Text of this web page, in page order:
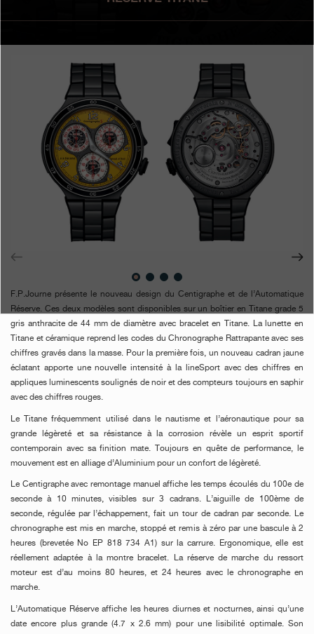
Boutiques
Contact
Search
Rechercher
FRANÇAIS ENGLISH 日本語 简体中文
F.P.Journe présente le nouveau design du Centigraphe et de l’Automatique
Réserve. Ces deux modèles sont disponibles sur un boîtier en Titane grade 5
gris anthracite de 44 mm de diamètre avec bracelet en Titane. La lunette en
Titane et céramique reprend les codes du Chronographe Rattrapante avec ses
chiffres gravés dans la masse. Pour la première fois, un nouveau cadran jaune
éclatant apporte une nouvelle intensité à la lineSport avec des chiffres en
appliques luminescents soulignés de noir et des compteurs toujours en saphir
avec des chiffres rouges.
Le Titane fréquemment utilisé dans le nautisme et l’aéronautique pour sa
grande légèreté et sa résistance à la corrosion révèle un esprit sportif
contemporain avec sa finition mate. Toujours en quête de performance, le
mouvement est en alliage d’Aluminium pour un confort de légèreté.
Le Centigraphe avec remontage manuel affiche les temps écoulés du 100e de
seconde à 10 minutes, visibles sur 3 cadrans. L’aiguille de 100ème de
seconde, régulée par l’échappement, fait un tour de cadran par seconde. Le
chronographe est mis en marche, stoppé et remis à zéro par une bascule à 2
heures (brevetée No EP 818 734 A1) sur la carrure. Ergonomique, elle est
réellement adaptée à la montre bracelet. La réserve de marche du ressort
moteur est d’au moins 80 heures, et 24 heures avec le chronographe en
marche.
L’Automatique Réserve affiche les heures diurnes et nocturnes, ainsi qu’une
date encore plus grande (4.7 x 2.6 mm) pour une lisibilité optimale. Son